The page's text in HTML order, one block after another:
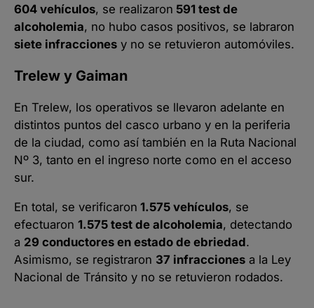
604 vehículos, se realizaron 591 test de
alcoholemia, no hubo casos positivos, se labraron
siete infracciones y no se retuvieron automóviles.
Trelew y Gaiman
En Trelew, los operativos se llevaron adelante en
distintos puntos del casco urbano y en la periferia
de la ciudad, como así también en la Ruta Nacional
Nº 3, tanto en el ingreso norte como en el acceso
sur.
En total, se verificaron 1.575 vehículos, se
efectuaron 1.575 test de alcoholemia, detectando
a 29 conductores en estado de ebriedad.
Asimismo, se registraron 37 infracciones a la Ley
Nacional de Tránsito y no se retuvieron rodados.